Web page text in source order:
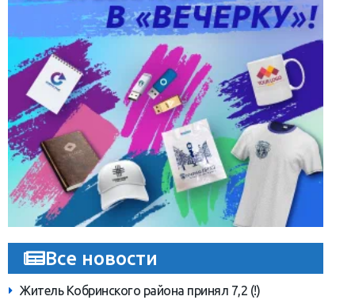
Все новости
Житель Кобринского района принял 7,2 (!)